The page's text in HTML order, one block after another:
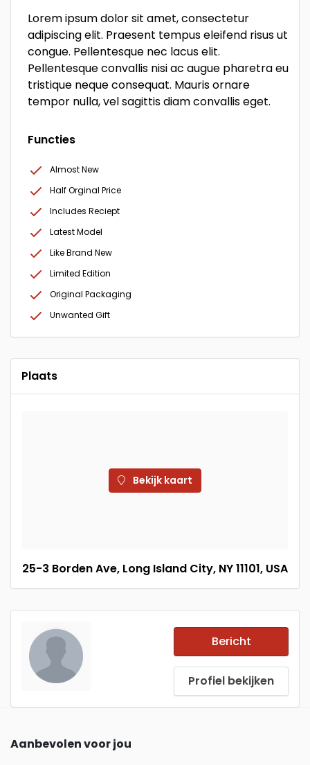
Lorem ipsum dolor sit amet, consectetur
adipiscing elit. Praesent tempus eleifend risus ut
congue. Pellentesque nec lacus elit.
Pellentesque convallis nisi ac augue pharetra eu
tristique neque consequat. Mauris ornare
tempor nulla, vel sagittis diam convallis eget.
Functies
Almost New
Half Orginal Price
Includes Reciept
Latest Model
Like Brand New
Limited Edition
Original Packaging
Unwanted Gift
Plaats
Bekijk kaart
25-3 Borden Ave, Long Island City, NY 11101, USA
Bericht
Profiel bekijken
Aanbevolen voor jou